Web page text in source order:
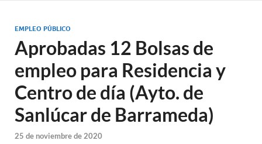
EMPLEO PÚBLICO
Aprobadas 12 Bolsas de
empleo para Residencia y
Centro de día (Ayto. de
Sanlúcar de Barrameda)
25 de noviembre de 2020